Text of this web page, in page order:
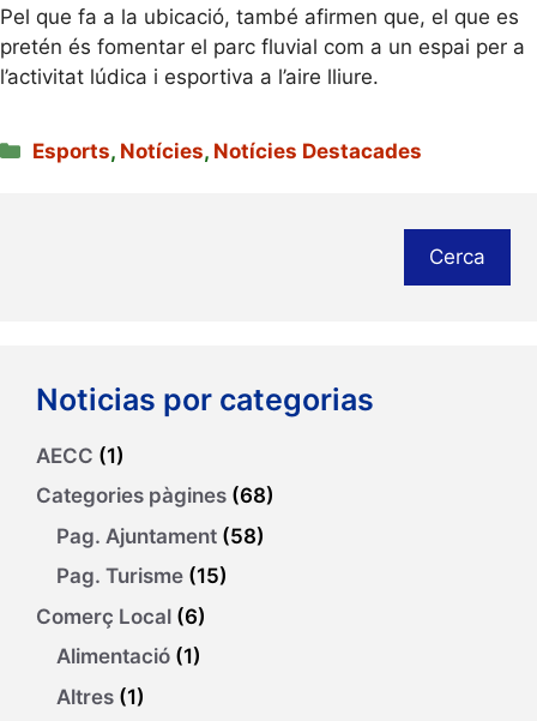
Pel que fa a la ubicació, també afirmen que, el que es
pretén és fomentar el parc fluvial com a un espai per a
l’activitat lúdica i esportiva a l’aire lliure.
Categories
Esports, Notícies, Notícies Destacades
Cerca
Noticias por categorias
AECC (1)
Categories pàgines (68)
Pag. Ajuntament (58)
Pag. Turisme (15)
Comerç Local (6)
Alimentació (1)
Altres (1)